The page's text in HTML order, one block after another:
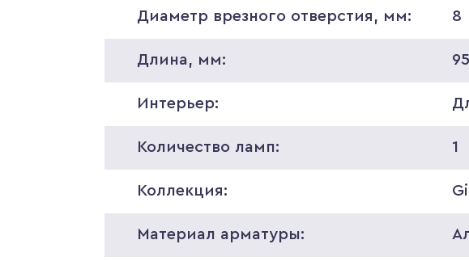
Диаметр врезного отверстия, мм: 8
Длина, мм: 95
Интерьер:
Количество ламп: 1
Коллекция:
Материал арматуры: